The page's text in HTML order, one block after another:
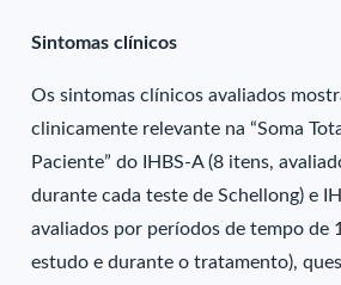
Sintomas clínicos
Os sintomas clínicos avaliados
clinicamente relevante na “Soma
Paciente” do IHBS-A (8 itens,
durante cada teste de Schellong) e
avaliados por períodos de tempo de
estudo e durante o tratamento),